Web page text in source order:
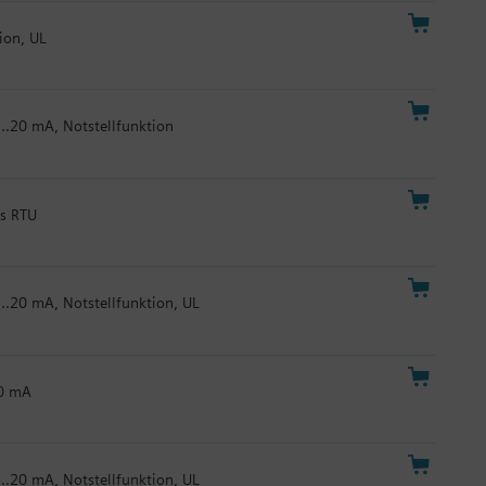
UL
mA, Notstellfunktion
RTU
mA, Notstellfunktion, UL
mA
mA, Notstellfunktion, UL